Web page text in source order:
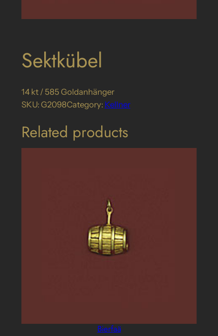
Sektkübel
14 kt / 585 Goldanhänger
SKU: G2098Category: Kellner
Related products
Bierfaä